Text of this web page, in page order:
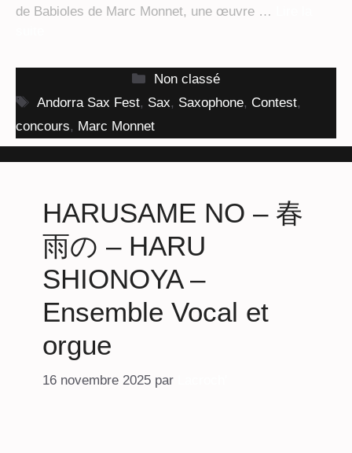
de Babioles de Marc Monnet, une œuvre …
Catégories
Non classé
Étiquettes
Andorra Sax Fest, Sax, Saxophone,Contest,
concours, Marc Monnet
HARUSAME NO – 春
雨の – HARU
SHIONOYA –
Ensemble Vocal et
orgue
16 novembre 2025 par